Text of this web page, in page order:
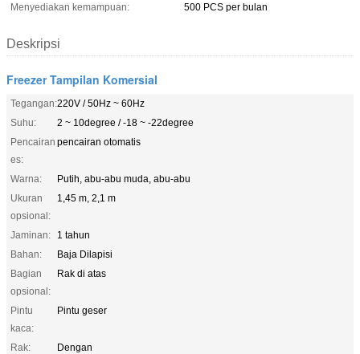
Menyediakan kemampuan:
500 PCS per bulan
Deskripsi
Freezer Tampilan Komersial
Tegangan:220V / 50Hz ~ 60Hz
Suhu:
2 ~ 10degree / -18 ~ -22degree
Pencairan
es:
pencairan otomatis
Warna:
Putih, abu-abu muda, abu-abu
Ukuran
opsional:
1,45 m, 2,1 m
Jaminan:
1 tahun
Bahan:
Baja Dilapisi
Bagian
opsional:
Rak di atas
Pintu
kaca:
Pintu geser
Rak:
Dengan